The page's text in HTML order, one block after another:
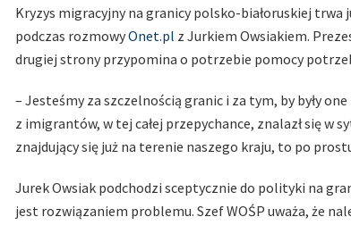
Kryzys migracyjny na granicy polsko-białoruskiej
podczas rozmowyOnet.pl z Jurkiem Owsiakiem.
drugiej strony przypomina o potrzebie pomocy
– Jesteśmy za szczelnością granic i za tym, by były
z imigrantów, w tej całej przepychance, znalazł się w
znajdujący się już na terenie naszego kraju, to po
Jurek Owsiak podchodzi sceptycznie do polityki na
jest rozwiązaniem problemu. Szef WOŚP uważa, że